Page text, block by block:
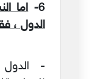
6-
اما
الدول ،
- الدول